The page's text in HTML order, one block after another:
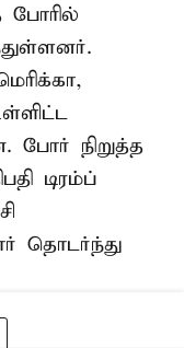
போரில்
போர் நிறுத்த
டிரம்ப்
தொடர்ந்து